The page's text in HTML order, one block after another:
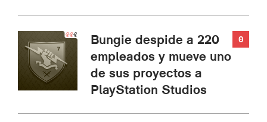
0
Bungie despide a 220
empleados y mueve uno
de sus proyectos a
PlayStation Studios